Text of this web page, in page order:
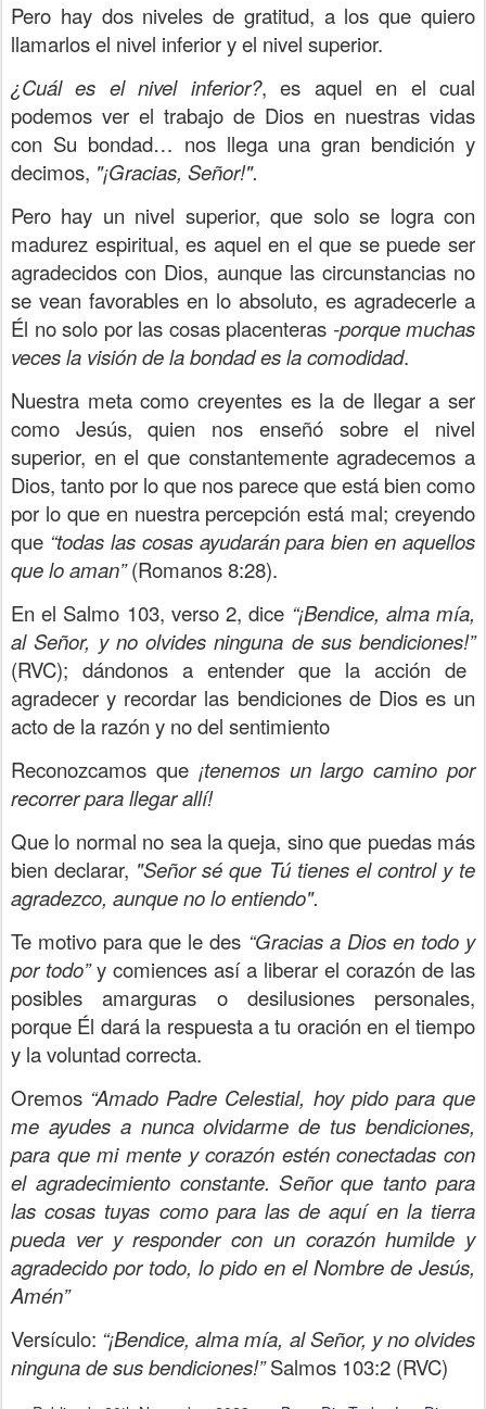
Pero hay dos niveles de gratitud, a los que quiero
llamarlos el nivel inferior y el nivel superior.
¿Cuál es el nivel inferior?, es aquel en el cual
podemos ver el trabajo de Dios en nuestras vidas
con Su bondad… nos llega una gran bendición y
decimos, "¡Gracias, Señor!".
Pero hay un nivel superior, que solo se logra con
madurez espiritual, es aquel en el que se puede ser
agradecidos con Dios, aunque las circunstancias no
se vean favorables en lo absoluto, es agradecerle a
Él no solo por las cosas placenteras -porque muchas
veces la visión de la bondad es la comodidad.
Nuestra meta como creyentes es la de llegar a ser
como Jesús, quien nos enseñó sobre el nivel
superior, en el que constantemente agradecemos a
Dios, tanto por lo que nos parece que está bien como
por lo que en nuestra percepción está mal; creyendo
que “todas las cosas ayudarán para bien en aquellos
que lo aman”(Romanos 8:28).
En el Salmo 103, verso 2, dice “¡Bendice, alma mía,
al Señor, y no olvides ninguna de sus bendiciones!”
(RVC); dándonos a entender que la acción de
agradecer y recordar las bendiciones de Dios es un
acto de la razón y no del sentimiento
Reconozcamos que ¡tenemos un largo camino por
recorrer para llegar allí!
Que lo normal no sea la queja, sino que puedas más
bien declarar, "Señor sé que Tú tienes el control y te
agradezco, aunque no lo entiendo".
Te motivo para que le des “Gracias a Dios en todo y
por todo”y comiences así a liberar el corazón de las
posibles amarguras o desilusiones personales,
porque Él dará la respuesta a tu oración en el tiempo
y la voluntad correcta.
Oremos “Amado Padre Celestial, hoy pido para que
me ayudes a nunca olvidarme de tus bendiciones,
para que mi mente y corazón estén conectadas con
el agradecimiento constante. Señor que tanto para
las cosas tuyas como para las de aquí en la tierra
pueda ver y responder con un corazón humilde y
agradecido por todo, lo pido en el Nombre de Jesús,
Amén”
Versículo: “¡Bendice, alma mía, al Señor, y no olvides
ninguna de sus bendiciones!”Salmos 103:2 (RVC)